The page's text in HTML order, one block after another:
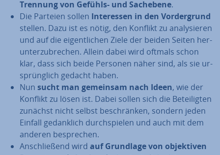
Trennung von Gefühls- und Sachebene.
Die Parteien sollen In­ter­es­sen in den Vor­der­grund
stellen. Dazu ist es nötig, den Konflikt zu ana­ly­sie­ren
und auf die ei­gent­li­chen Ziele der beiden Seiten her­
un­ter­zu­bre­chen. Allein dabei wird oftmals schon
klar, dass sich beide Personen näher sind, als sie ur­
sprüng­lich gedacht haben.
Nun sucht man gemeinsam nach Ideen, wie der
Konflikt zu lösen ist. Dabei sollen sich die Be­tei­lig­ten
zunächst nicht selbst be­schrän­ken, sondern jeden
Einfall ge­dank­lich durch­spie­len und auch mit dem
anderen be­spre­chen.
An­schlie­ßend wird auf Grundlage von ob­jek­ti­ven